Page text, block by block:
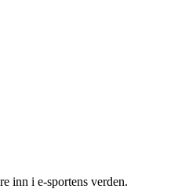
inn i e-sportens verden.